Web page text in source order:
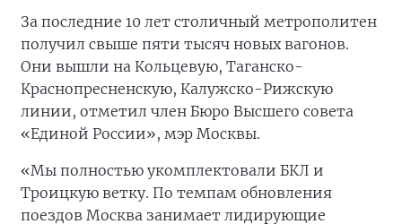
За последние 10 лет столичный метрополитен
получил свыше пяти тысяч новых вагонов.
Они вышли на Кольцевую, Таганско-
Краснопресненскую, Калужско-Рижскую
линии, отметил член Бюро Высшего совета
«Единой России», мэр Москвы.
«Мы полностью укомплектовали БКЛ и
Троицкую ветку. По темпам обновления
поездов Москва занимает лидирующие